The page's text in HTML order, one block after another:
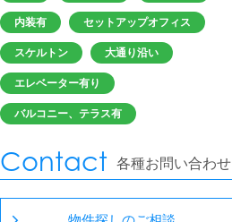
内装有 セットアップオフィス
スケルトン 大通り沿い
エレベーター有り
バルコニー、テラス有
Contact 各種お問い合わせ